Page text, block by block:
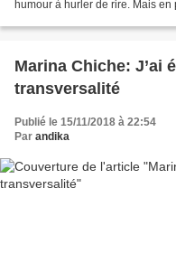
humour à hurler de rire. Mais en
Marina Chiche: J’ai
transversalité
Publié le 15/11/2018 à 22:54
Par andika